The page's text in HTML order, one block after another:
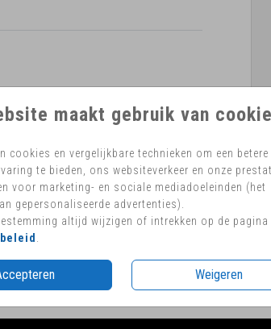
maakt gebruik van
cookies en vergelijkbare technieken om een betere
te bieden, ons websiteverkeer en onze
voor marketing- en sociale mediadoeleinden (het
gepersonaliseerde advertenties).
altijd wijzigen of intrekken op de pagina
Weigeren